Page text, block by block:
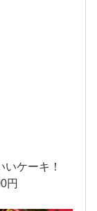
ケーキ！
円